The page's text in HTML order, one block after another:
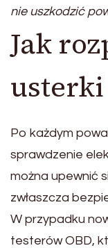
nie uszkodzić
Jak
usterki
Po każdym
sprawdzenie
można upewnić
zwłaszcza
W przypadku
testerów OBD,